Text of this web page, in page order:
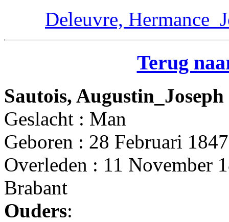
Deleuvre,
Terug
Sautois, Augustin_Joseph
Geslacht : Man
Geboren : 28 Februari
Overleden : 11 November
Brabant
Ouders: